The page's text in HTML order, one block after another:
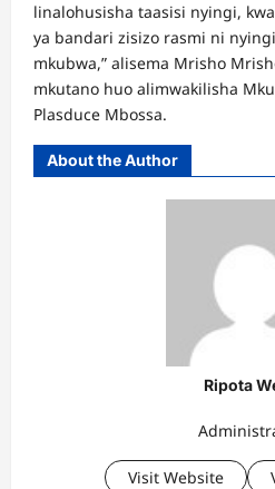
linalohusisha taasisi nyingi,
ya bandari zisizo rasmi ni
mkubwa,” alisema Mrisho
mkutano huo alimwakilisha
Plasduce Mbossa.
About the Author
Ripota
Visit Website